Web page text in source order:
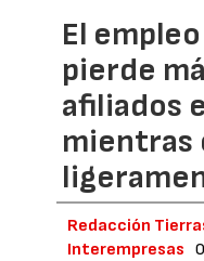
El
pierde
afiliados
mientras
Redacción
Interempresas